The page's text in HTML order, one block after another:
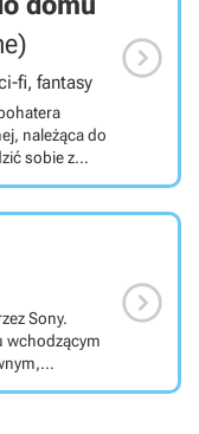
fi, fantasy
należąca do
sobie z
Marvela.
Marvel
w
cały świat
Jak
mistrza

Sony.
wchodzącym
